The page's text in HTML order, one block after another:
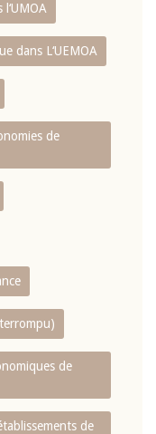
dans L‘UEMOA
de
de
de